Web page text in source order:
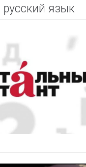
русский язык